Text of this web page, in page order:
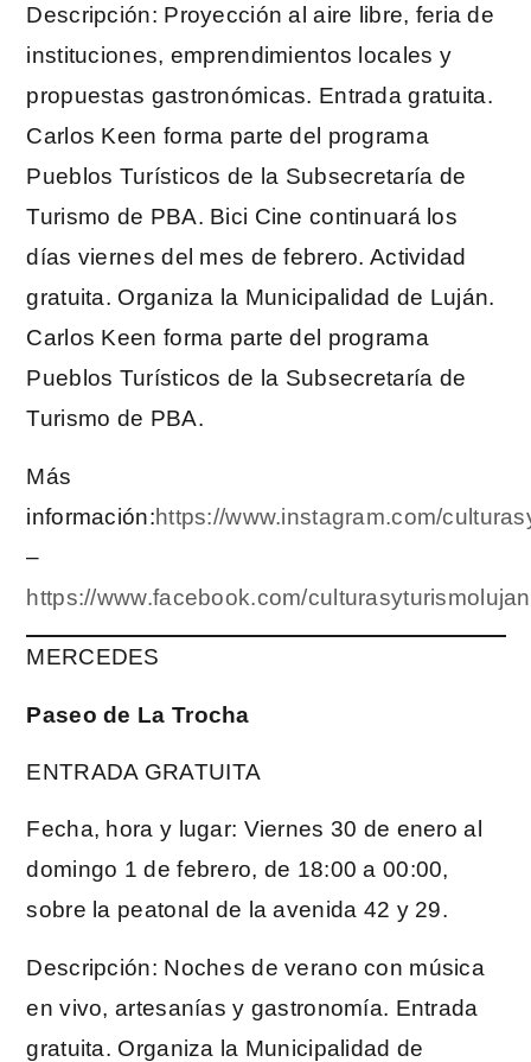
Descripción: Proyección al aire libre, feria de
instituciones, emprendimientos locales y
propuestas gastronómicas. Entrada gratuita.
Carlos Keen forma parte del programa
Pueblos Turísticos de la Subsecretaría de
Turismo de PBA. Bici Cine continuará los
días viernes del mes de febrero. Actividad
gratuita. Organiza la Municipalidad de Luján.
Carlos Keen forma parte del programa
Pueblos Turísticos de la Subsecretaría de
Turismo de PBA.
Más
información:https://www.instagram.com/
–
https://www.facebook.com/culturasyturismolujan
MERCEDES
Paseo de La Trocha
ENTRADA GRATUITA
Fecha, hora y lugar: Viernes 30 de enero al
domingo 1 de febrero, de 18:00 a 00:00,
sobre la peatonal de la avenida 42 y 29.
Descripción: Noches de verano con música
en vivo, artesanías y gastronomía. Entrada
gratuita. Organiza la Municipalidad de